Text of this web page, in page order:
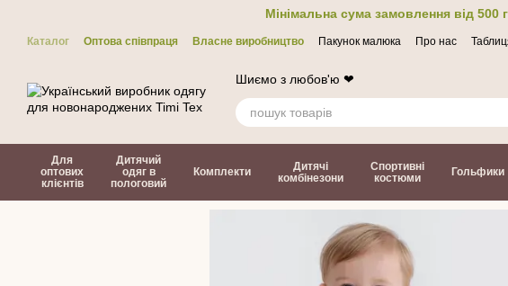
Мінімальна сума замовлення від
Каталог Оптова співпраця Власне виробництво Пакунок малюка Про нас
Шиємо з любов'ю ❤
Для
оптових
клієнтів
Дитячий
одяг в
пологовий
Комплекти
Дитячі
комбінезони
Спортивні
костюми
Гольфики